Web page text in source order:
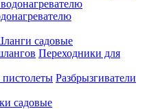
садовые
Переходники для
Разбрызгиватели
садовые